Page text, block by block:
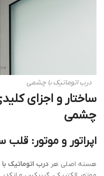
درب اتوماتیک با چشمی
ساختار و اجزای
چشمی
اپراتور و موتور:
هسته اصلی هر درب اتوماتیک